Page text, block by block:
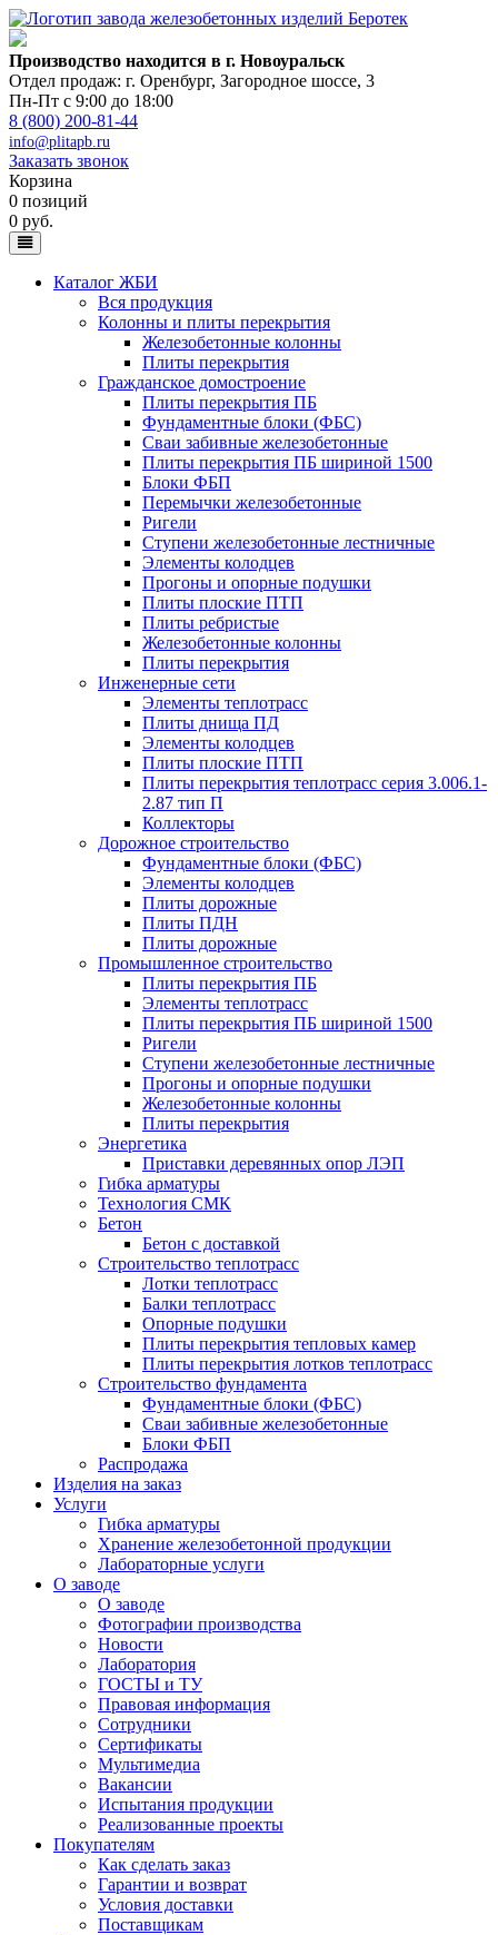
Производство находится в г. Новоуральск
Отдел продаж: г. Оренбург, Загородное шоссе, 3
Пн-Пт с 9:00 до 18:00
8 (800) 200-81-44
info@plitapb.ru
Заказать звонок
Корзина
0 позиций
0 руб.
Каталог ЖБИ
Вся продукция
Колонны и плиты перекрытия
Железобетонные колонны
Плиты перекрытия
Гражданское домостроение
Плиты перекрытия ПБ
Фундаментные блоки (ФБС)
Сваи забивные железобетонные
Плиты перекрытия ПБ шириной 1500
Блоки ФБП
Перемычки железобетонные
Ригели
Ступени железобетонные лестничные
Элементы колодцев
Прогоны и опорные подушки
Плиты плоские ПТП
Плиты ребристые
Железобетонные колонны
Плиты перекрытия
Инженерные сети
Элементы теплотрасс
Плиты днища ПД
Элементы колодцев
Плиты плоские ПТП
Плиты перекрытия теплотрасс серия 3.006.1-
2.87 тип П
Коллекторы
Дорожное строительство
Фундаментные блоки (ФБС)
Элементы колодцев
Плиты дорожные
Плиты ПДН
Плиты дорожные
Промышленное строительство
Плиты перекрытия ПБ
Элементы теплотрасс
Плиты перекрытия ПБ шириной 1500
Ригели
Ступени железобетонные лестничные
Прогоны и опорные подушки
Железобетонные колонны
Плиты перекрытия
Энергетика
Приставки деревянных опор ЛЭП
Гибка арматуры
Технология СМК
Бетон
Бетон с доставкой
Строительство теплотрасс
Лотки теплотрасс
Балки теплотрасс
Опорные подушки
Плиты перекрытия тепловых камер
Плиты перекрытия лотков теплотрасс
Строительство фундамента
Фундаментные блоки (ФБС)
Сваи забивные железобетонные
Блоки ФБП
Распродажа
Изделия на заказ
Услуги
Гибка арматуры
Хранение железобетонной продукции
Лабораторные услуги
О заводе
О заводе
Фотографии производства
Новости
Лаборатория
ГОСТЫ и ТУ
Правовая информация
Сотрудники
Сертификаты
Мультимедиа
Вакансии
Испытания продукции
Реализованные проекты
Покупателям
Как сделать заказ
Гарантии и возврат
Условия доставки
Поставщикам